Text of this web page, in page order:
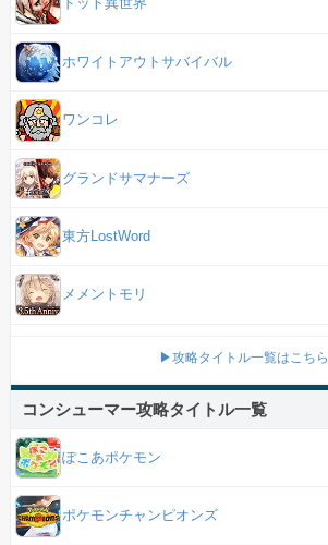
ホワイトアウトサバイバル
ワンコレ
グランドサマナーズ
東方LostWord
メメントモリ
▶攻略タイトル一覧はこちら
コンシューマー攻略タイトル一覧
ぽこあポケモン
ポケモンチャンピオンズ